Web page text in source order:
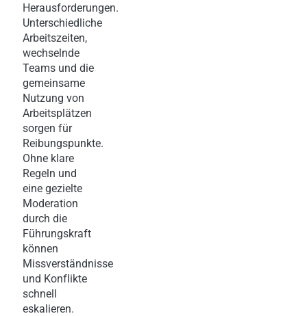
Herausforderungen.
Unterschiedliche
Arbeitszeiten,
wechselnde
Teams und die
gemeinsame
Nutzung von
Arbeitsplätzen
sorgen für
Reibungspunkte.
Ohne klare
Regeln und
eine gezielte
Moderation
durch die
Führungskraft
können
Missverständnisse
und Konflikte
schnell
eskalieren.